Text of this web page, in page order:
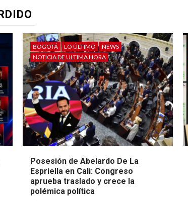
BOGOTÁ LO ÚLTIMO
NEWS
NOTICIA DE ULTIMA HORA
Posesión de Abelardo De La
Espriella en Cali: Congreso
aprueba traslado y crece la
polémica política